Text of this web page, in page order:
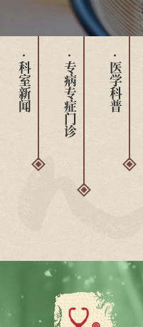
· 科室新闻 · 专病专症门诊 · 医学科普